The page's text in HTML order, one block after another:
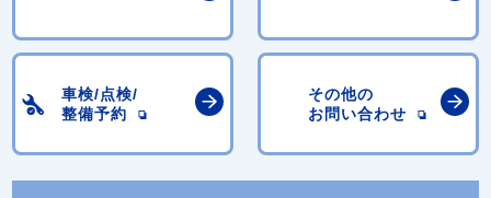
車検/点検/
整備予約
その他の
お問い合わせ